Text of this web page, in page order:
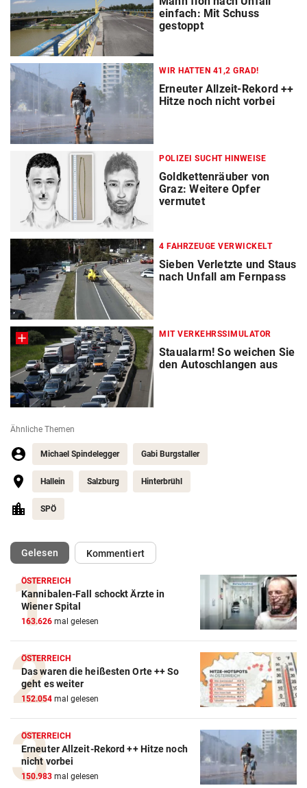
einfach: Mit Schuss
gestoppt
WIR HATTEN 41,2 GRAD!
Erneuter Allzeit-Rekord ++
Hitze noch nicht vorbei
POLIZEI SUCHT HINWEISE
Goldkettenräuber von
Graz: Weitere Opfer
vermutet
4 FAHRZEUGE VERWICKELT
Sieben Verletzte und Staus
nach Unfall am Fernpass
MIT VERKEHRSSIMULATOR
Staualarm! So weichen Sie
den Autoschlangen aus
Ähnliche Themen
Michael Spindelegger Gabi Burgstaller
Hallein Salzburg Hinterbrühl
SPÖ
Gelesen(ausgewählt)Kommentiert
ÖSTERREICH
Kannibalen-Fall schockt Ärzte in
Wiener Spital
163.626 mal gelesen
ÖSTERREICH
Das waren die heißesten Orte ++ So
geht es weiter
152.054 mal gelesen
ÖSTERREICH
Erneuter Allzeit-Rekord ++ Hitze noch
nicht vorbei
150.983 mal gelesen